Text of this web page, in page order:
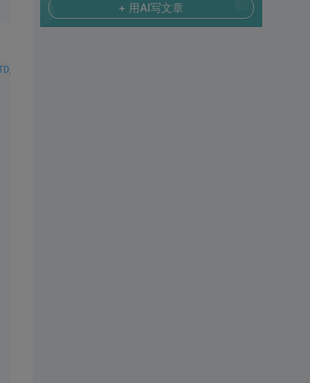
xhtml1-transitional.dtd">
+ 用AI写文章